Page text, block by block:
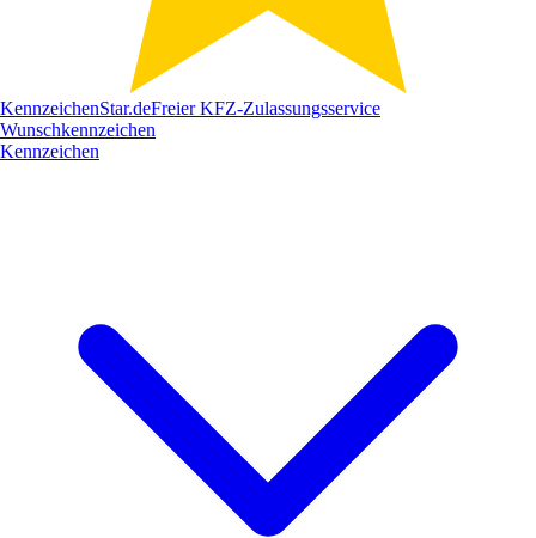
KennzeichenStar.deFreier KFZ-Zulassungsservice
Wunschkennzeichen
Kennzeichen